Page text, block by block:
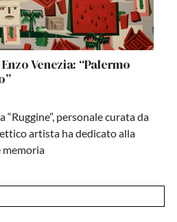
Venezia: “Palermo
“Ruggine”, personale curata da
artista ha dedicato alla
memoria